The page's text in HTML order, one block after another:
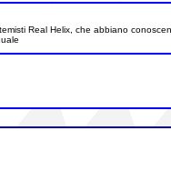
Real Helix, che abbiano